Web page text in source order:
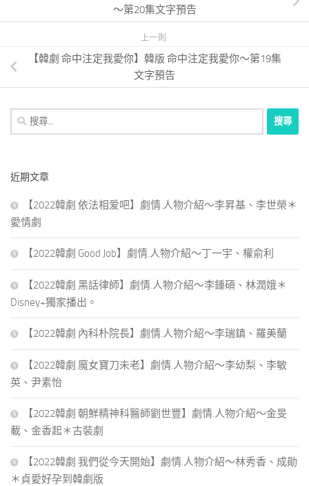
～第20集文字預告
上一則
【韓劇 命中注定我愛你】韓版 命中注定我愛你～第19集
文字預告
搜
尋
字:
近期文章
【2022韓劇 依法相爱吧】劇情.人物介紹～李昇基、李世榮＊
愛情劇
【2022韓劇 Good Job】劇情.人物介紹～丁一宇、權俞利
【2022韓劇 黑話律師】劇情.人物介紹～李鍾碩、林潤娥＊
Disney+獨家播出。
【2022韓劇 內科朴院長】劇情.人物介紹～李瑞鎮、羅美蘭
【2022韓劇 魔女寶刀未老】劇情.人物介紹～李幼梨、李敏
英、尹素怡
【2022韓劇 朝鮮精神科醫師劉世豐】劇情.人物介紹～金旻
載、金香起＊古裝劇
【2022韓劇 我們從今天開始】劇情.人物介紹～林秀香、成勛
＊貞愛好孕到韓劇版